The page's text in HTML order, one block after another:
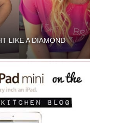
LIKE A DIAMOND